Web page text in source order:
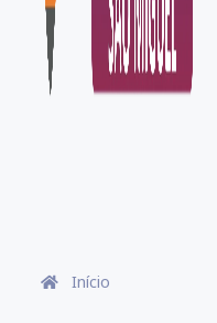
Início